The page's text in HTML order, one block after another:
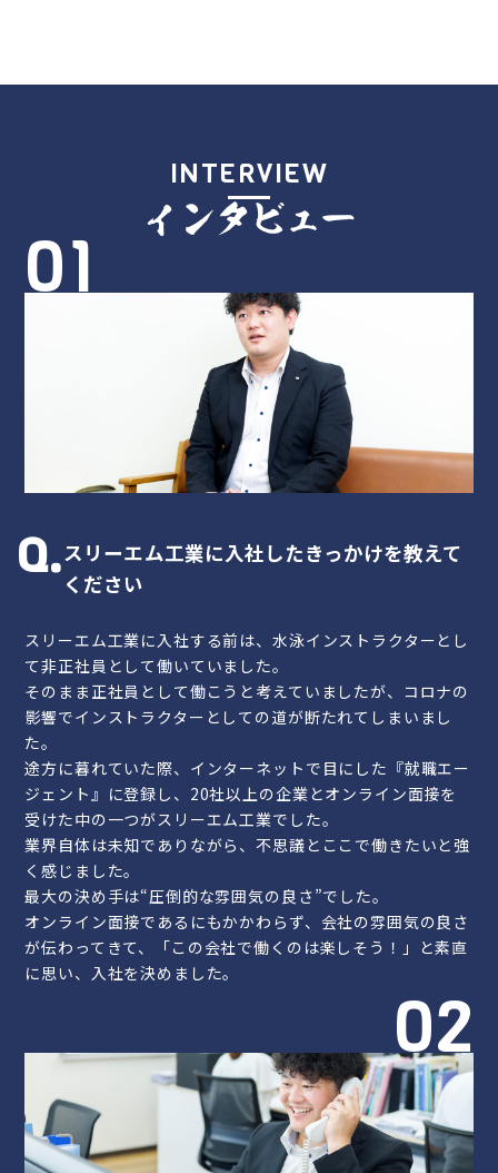
INTERVIEW
インタビュー
01
スリーエム工業に入社したきっかけを教えて
ください
スリーエム工業に入社する前は、水泳インストラクターとし
て非正社員として働いていました。
そのまま正社員として働こうと考えていましたが、コロナの
影響でインストラクターとしての道が断たれてしまいまし
た。
途方に暮れていた際、インターネットで目にした『就職エー
ジェント』に登録し、20社以上の企業とオンライン面接を
受けた中の一つがスリーエム工業でした。
業界自体は未知でありながら、不思議とここで働きたいと強
く感じました。
最大の決め手は“圧倒的な雰囲気の良さ”でした。
オンライン面接であるにもかかわらず、会社の雰囲気の良さ
が伝わってきて、「この会社で働くのは楽しそう！」と素直
に思い、入社を決めました。
02